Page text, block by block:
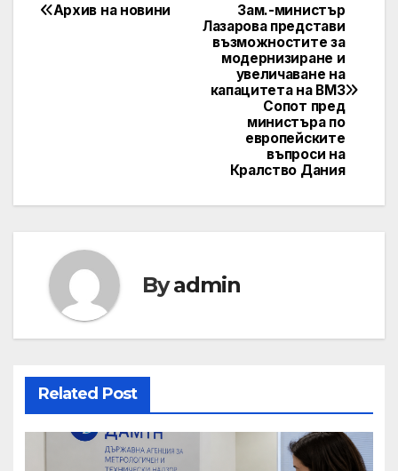
Post
Зам.-министър
Лазарова представи
възможностите за
модернизиране и
увеличаване на
капацитета на ВМЗ
Сопот пред
министъра по
европейските
въпроси на
Кралство Дания
Архив на новини
Byadmin
Related Post